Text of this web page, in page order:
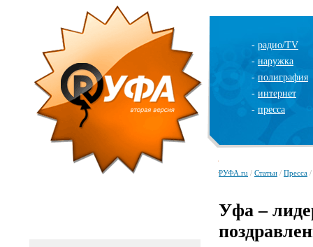
- радио/TV
- наружка
- полиграфия
- интернет
- пресса
РУФА.ru / Статьи / Пресса /
Уфа –